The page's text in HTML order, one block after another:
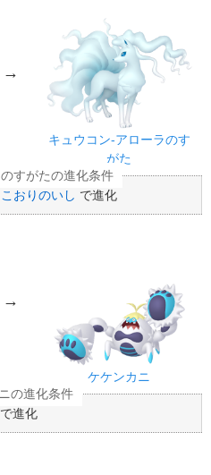
→
キュウコン-アローラのす
がた
こおりのいし で進化
→
ケケンカニ
で進化